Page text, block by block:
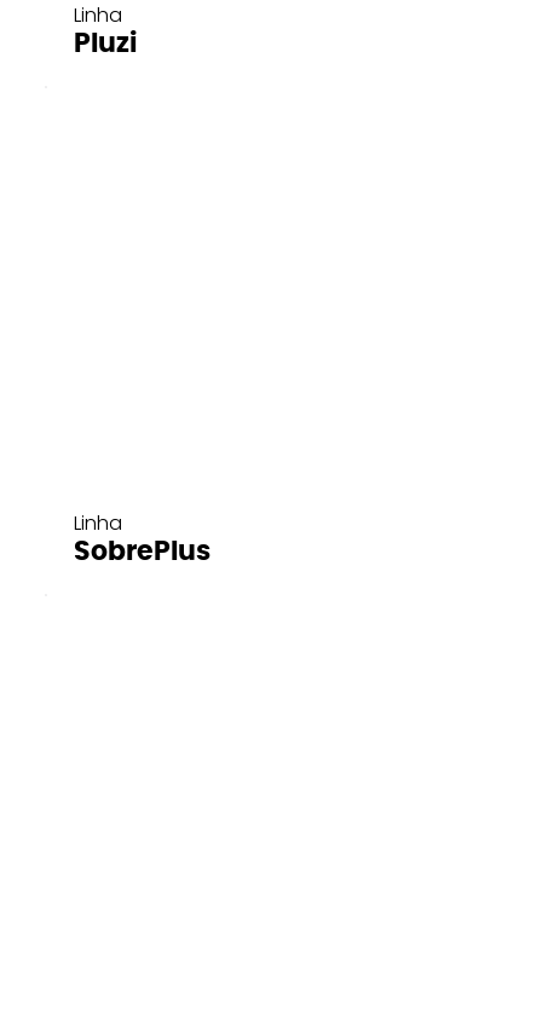
Linha
Pluzi
Linha
SobrePlus